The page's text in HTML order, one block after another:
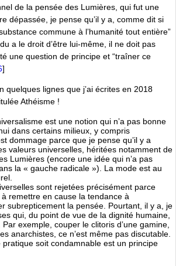
de la pensée des Lumières, qui fut une
dépassée, je pense quʼil y a, comme dit si
commune à lʼhumanité tout entière”
a le droit dʼêtre lui-même, il ne doit pas
une question de principe et “traîner ce
]
quelques lignes que jʼai écrites en 2018
Athéisme !
est une notion qui nʼa pas bonne
dans certains milieux, y compris
dommage parce que je pense quʼil y a
valeurs universelles, héritées notamment de
Lumières (encore une idée qui nʼa pas
la « gauche radicale »). La mode est au
sont rejetées précisément parce
à remettre en cause la tendance à
subrepticement la pensée. Pourtant, il y a, je
qui, du point de vue de la dignité humaine,
exemple, couper le clitoris dʼune gamine,
anarchistes, ce nʼest même pas discutable.
pratique soit condamnable est un principe